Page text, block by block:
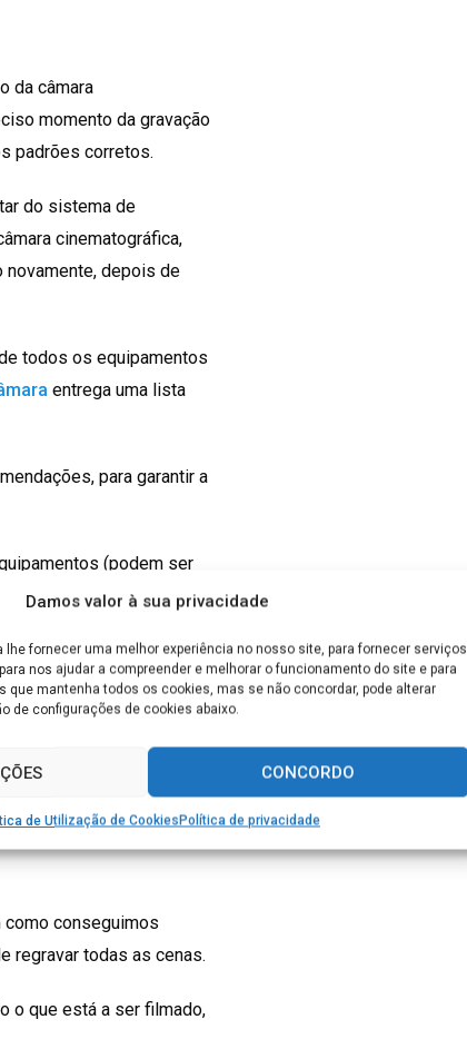
Damos valor à sua privacidade
lhe fornecer uma melhor experiência no nosso site, para fornecer serviços
nos ajudar a compreender e melhorar o funcionamento do site e para
que mantenha todos os cookies, mas se não concordar, pode alterar
de configurações de cookies abaixo.
CONCORDO
de Utilização de CookiesPolítica de privacidade
da câmara
momento da gravação
padrões corretos.
do sistema de
cinematográfica,
novamente, depois de
todos os equipamentos
entrega uma lista
para garantir a
(podem ser
maior mobilidade).
do monitor.
da câmara
esses padrões pois
monitor de vídeo
como conseguimos
regravar todas as cenas.
o que está a ser filmado,